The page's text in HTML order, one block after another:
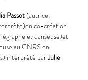
Passot (autrice,
co-création
et danseuse)et
au CNRS en
interprété par Julie